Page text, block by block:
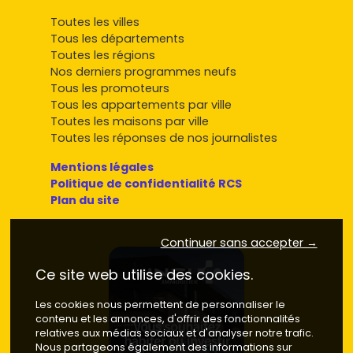
Toutes les villes
Tous les départements
Toutes les régions
Nos derniers programmes neufs
Tous les promoteurs
Tous les appartements par ville
Toutes les maisons par ville
Toutes les réponses de nos journalistes
Mentions légales
Politique de confidentialité RCS
Plan du site
Continuer sans accepter →
Ce site web utilise des cookies.
Les cookies nous permettent de personnaliser le
contenu et les annonces, d'offrir des fonctionnalités
relatives aux médias sociaux et d'analyser notre trafic.
Nous partageons également des informations sur